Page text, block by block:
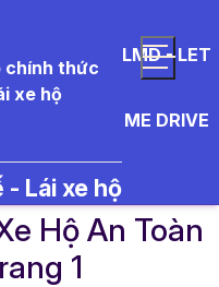
LMD - LET
ME DRIVE
- Lái xe hộ
Hộ An Toàn
1​